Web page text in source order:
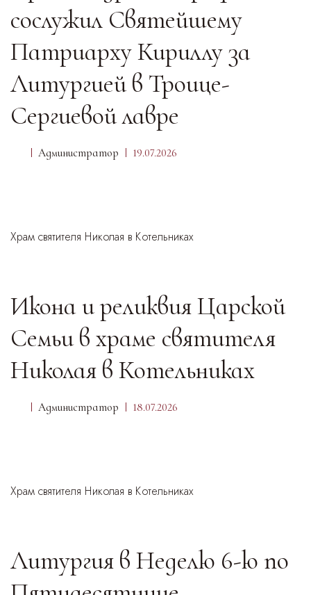
сослужил Святейшему
Патриарху Кириллу за
Литургией в Троице-
Сергиевой лавре
Администратор 19.07.2026
Храм святителя Николая в Котельниках
Икона и реликвия Царской
Семьи в храме святителя
Николая в Котельниках
Администратор 18.07.2026
Храм святителя Николая в Котельниках
Литургия в Неделю 6-ю по